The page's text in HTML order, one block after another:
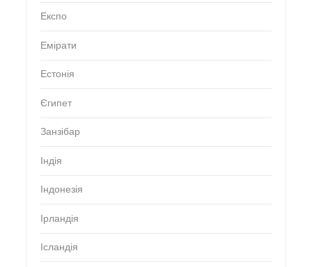
Експо
Емірати
Естонія
Єгипет
Занзібар
Індія
Індонезія
Ірландія
Ісландія